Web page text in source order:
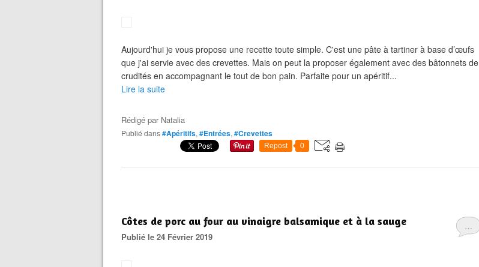
Aujourd'hui je vous propose une recette toute simple. C'est une pâte à tartiner à base d’œufs
que j'ai servie avec des crevettes. Mais on peut la proposer également avec des bâtonnets de
crudités en accompagnant le tout de bon pain. Parfaite pour un apéritif...
Lire la suite
Rédigé par Natalia
Publié dans#Apéritifs, #Entrées, #Crevettes
Repost 0
…
Côtes de porc au four au vinaigre balsamique et à la sauge
Publié le 24 Février 2019